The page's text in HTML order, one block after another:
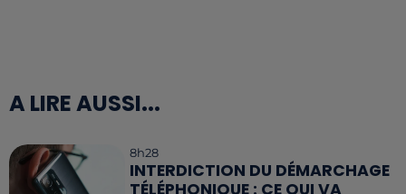
A LIRE AUSSI...
8h28
INTERDICTION DU DÉMARCHAGE
TÉLÉPHONIQUE : CE QUI VA